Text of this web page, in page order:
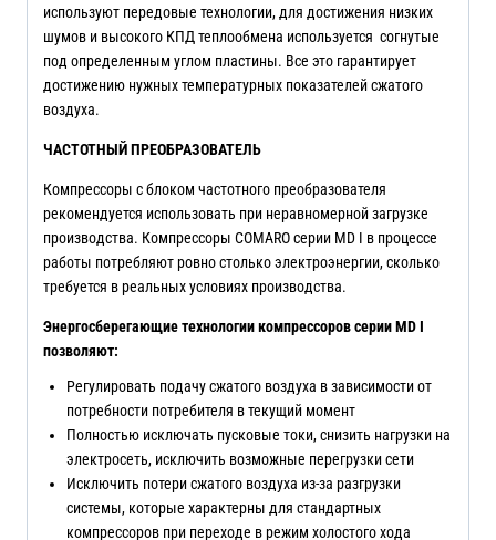
используют передовые технологии, для достижения низких
шумов и высокого КПД теплообмена используется согнутые
под определенным углом пластины. Все это гарантирует
достижению нужных температурных показателей сжатого
воздуха.
ЧАСТОТНЫЙ ПРЕОБРАЗОВАТЕЛЬ
Компрессоры с блоком частотного преобразователя
рекомендуется использовать при неравномерной загрузке
производства. Компрессоры COMARO серии MD I в процессе
работы потребляют ровно столько электроэнергии, сколько
требуется в реальных условиях производства.
Энергосберегающиетехнологиикомпрессоров серииMDI
позволяют:
Регулировать подачу сжатого воздуха в зависимости от
потребности потребителя в текущий момент
Полностью исключать пусковые токи, снизить нагрузки на
электросеть, исключить возможные перегрузки сети
Исключить потери сжатого воздуха из-за разгрузки
системы, которые характерны для стандартных
компрессоров при переходе в режим холостого хода